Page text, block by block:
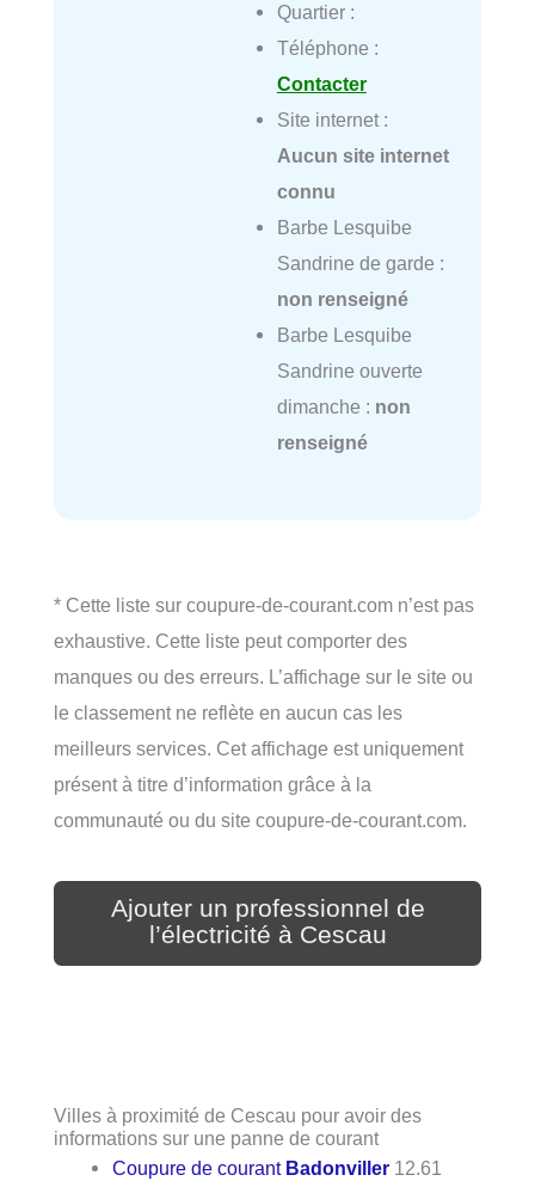
Quartier :
Téléphone :
Contacter
Site internet :
Aucun site internet
connu
Barbe Lesquibe
Sandrine de garde :
non renseigné
Barbe Lesquibe
Sandrine ouverte
dimanche : non
renseigné
* Cette liste sur coupure-de-courant.com n’est pas
exhaustive. Cette liste peut comporter des
manques ou des erreurs. L’affichage sur le site ou
le classement ne reflète en aucun cas les
meilleurs services. Cet affichage est uniquement
présent à titre d’information grâce à la
communauté ou du site coupure-de-courant.com.
Ajouter un professionnel de
l’électricité à Cescau
Villes à proximité de Cescau pour avoir des
informations sur une panne de courant
Coupure de courant Badonviller 12.61